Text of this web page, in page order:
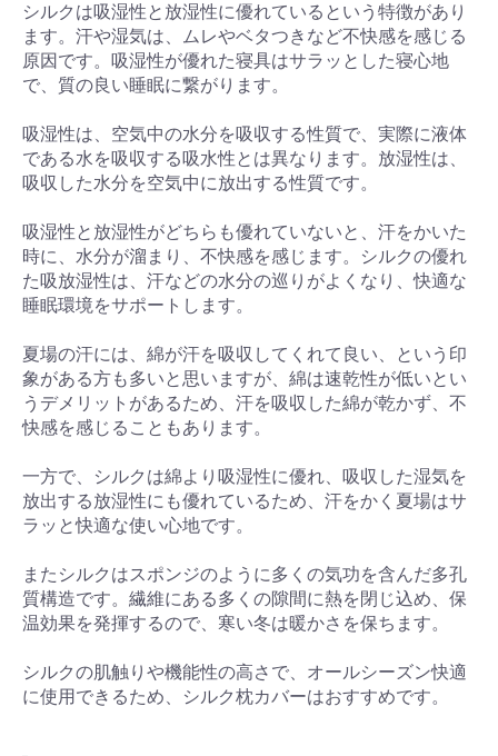
シルクは吸湿性と放湿性に優れているという特徴があり
ます。汗や湿気は、ムレやベタつきなど不快感を感じる
原因です。吸湿性が優れた寝具はサラッとした寝心地
で、質の良い睡眠に繋がります。
吸湿性は、空気中の水分を吸収する性質で、実際に液体
である水を吸収する吸水性とは異なります。放湿性は、
吸収した水分を空気中に放出する性質です。
吸湿性と放湿性がどちらも優れていないと、汗をかいた
時に、水分が溜まり、不快感を感じます。シルクの優れ
た吸放湿性は、汗などの水分の巡りがよくなり、快適な
睡眠環境をサポートします。
夏場の汗には、綿が汗を吸収してくれて良い、という印
象がある方も多いと思いますが、綿は速乾性が低いとい
うデメリットがあるため、汗を吸収した綿が乾かず、不
快感を感じることもあります。
一方で、シルクは綿より吸湿性に優れ、吸収した湿気を
放出する放湿性にも優れているため、汗をかく夏場はサ
ラッと快適な使い心地です。
またシルクはスポンジのように多くの気功を含んだ多孔
質構造です。繊維にある多くの隙間に熱を閉じ込め、保
温効果を発揮するので、寒い冬は暖かさを保ちます。
シルクの肌触りや機能性の高さで、オールシーズン快適
に使用できるため、シルク枕カバーはおすすめです。